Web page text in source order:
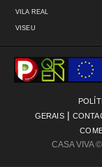
VILA REAL
VISEU
GERAIS |
CASA VIVA©